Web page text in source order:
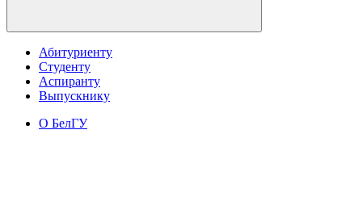
Абитуриенту
Студенту
Аспиранту
Выпускнику
О БелГУ